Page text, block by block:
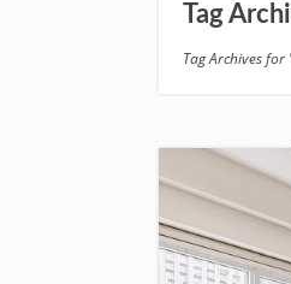
Tag
Tag Archives